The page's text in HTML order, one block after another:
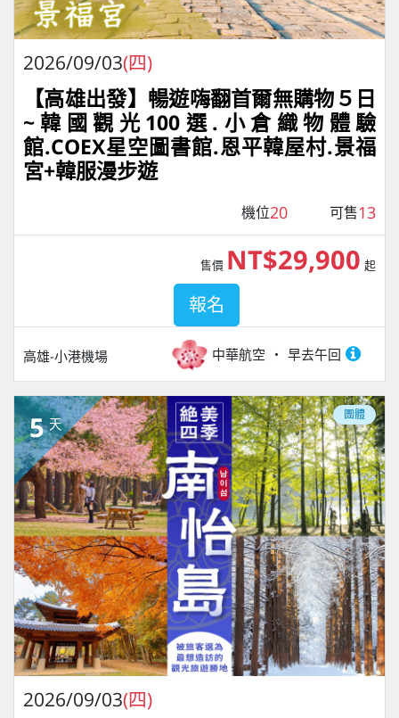
2026/09/03(四)
【高雄出發】暢遊嗨翻首爾無購物５日
~韓國觀光100選.小倉織物體驗
館.COEX星空圖書館.恩平韓屋村.景福
宮+韓服漫步遊
機位20 可售13
高雄-小港機場 中華航空 早去午回
售價 NT$29,900 起
報名
5 天
團體
2026/09/03(四)